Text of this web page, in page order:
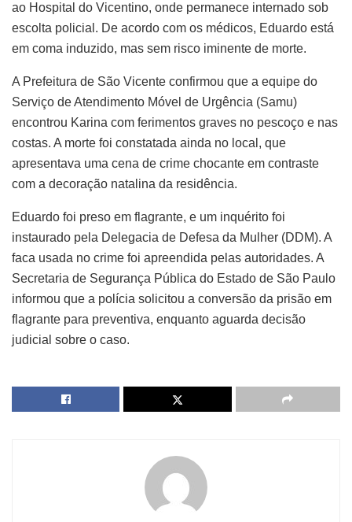
ao Hospital do Vicentino, onde permanece internado sob
escolta policial. De acordo com os médicos, Eduardo está
em coma induzido, mas sem risco iminente de morte.
A Prefeitura de São Vicente confirmou que a equipe do
Serviço de Atendimento Móvel de Urgência (Samu)
encontrou Karina com ferimentos graves no pescoço e nas
costas. A morte foi constatada ainda no local, que
apresentava uma cena de crime chocante em contraste
com a decoração natalina da residência.
Eduardo foi preso em flagrante, e um inquérito foi
instaurado pela Delegacia de Defesa da Mulher (DDM). A
faca usada no crime foi apreendida pelas autoridades. A
Secretaria de Segurança Pública do Estado de São Paulo
informou que a polícia solicitou a conversão da prisão em
flagrante para preventiva, enquanto aguarda decisão
judicial sobre o caso.